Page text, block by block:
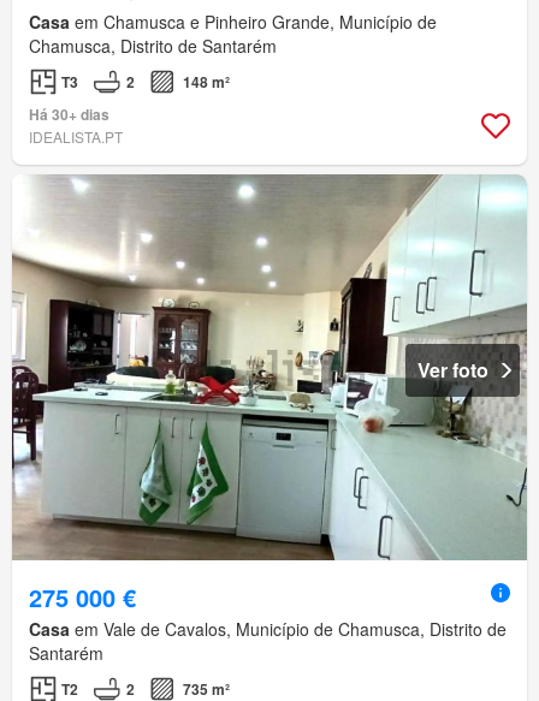
Casa em Chamusca e Pinheiro Grande, Município de
Chamusca, Distrito de Santarém
T3 2
148 m²
Há 30+ dias
IDEALISTA.PT
Ver foto
275 000 €
Casa em Vale de Cavalos, Município de Chamusca, Distrito de
Santarém
T2 2
735 m²